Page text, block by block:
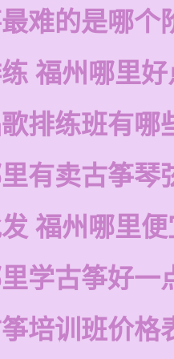
难的是哪个
福州哪里好
排练班有哪
有卖古筝琴
福州哪里
学古筝好一
培训班价格